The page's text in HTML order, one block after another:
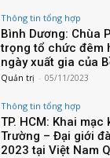
Thông tin tổng hợp
Bình Dương: Chùa
trọng tổ chức đêm
ngày xuất gia của
Quản trị - 05/11/2023
Thông tin tổng hợp
TP. HCM: Khai mạc
Trường – Đại giới
2023 tại Việt Nam